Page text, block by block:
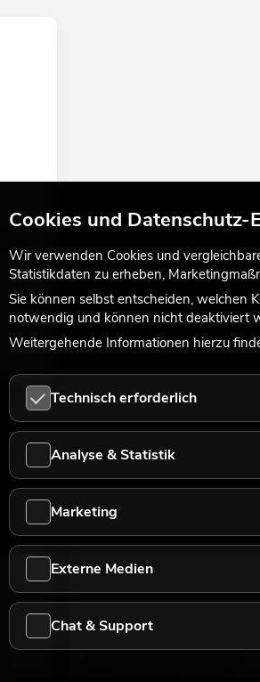
Cookies und Datenschutz-
Wir verwenden Cookies und
Statistikdaten zu erheben,
Sie können selbst entscheiden, welchen
notwendig und können nicht deaktiviert
Weitergehende Informationen hierzu
Technisch erforderlich
Analyse & Statistik
Marketing
Externe Medien
Chat & Support